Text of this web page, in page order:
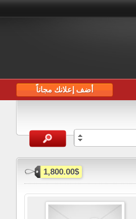
أضف إعلانك مجاناً
1,800.00$